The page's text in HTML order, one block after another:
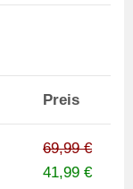
Preis
69,99 €
41,99 €